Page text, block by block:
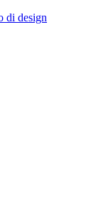
di design